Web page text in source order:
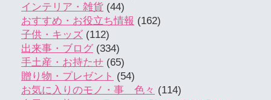
インテリア・雑貨 (44)
おすすめ・お役立ち情報 (162)
子供・キッズ (112)
出来事・ブログ (334)
手土産・お持たせ (65)
贈り物・プレゼント (54)
お気に入りのモノ・事 色々 (114)